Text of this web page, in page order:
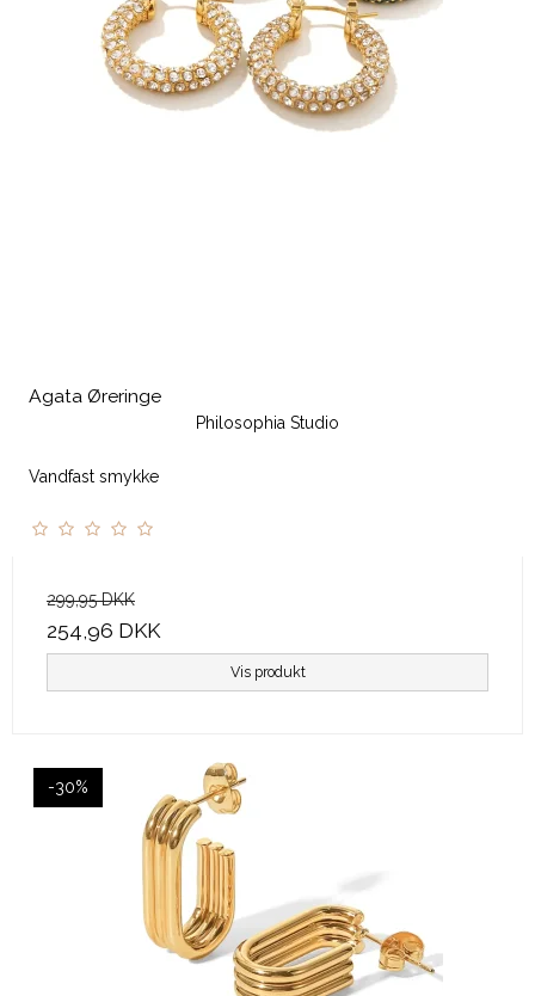
Agata Øreringe
Philosophia Studio
Vandfast smykke
299,95 DKK
254,96 DKK
Vis produkt
-30%